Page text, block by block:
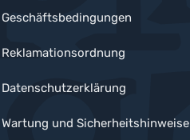
Geschäftsbedingungen
Reklamationsordnung
Datenschutzerklärung
Wartung und Sicherheitshinweise